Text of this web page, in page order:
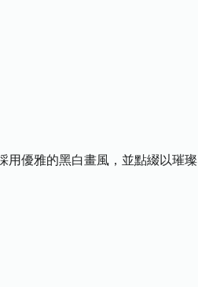
用優雅的黑白畫風，並點綴以璀璨